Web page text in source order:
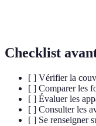
Checklist
[ ] Vérifier la
[ ] Comparer les
[ ] Évaluer les
[ ] Consulter les
[ ] Se renseigner